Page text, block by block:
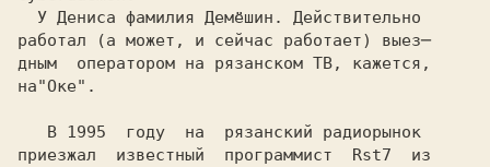
работал (а может, и сейчас работает) выез─
дным  оператором на рязанском ТВ, кажется,
на"Оке".
   В
приезжал  известный  программист  Rst7  из